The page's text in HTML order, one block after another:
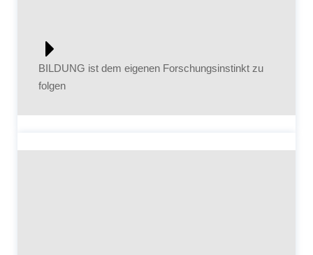
BILDUNG ist dem eigenen Forschungsinstinkt zu
folgen